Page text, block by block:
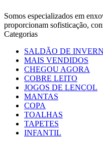
Somos especializados em
proporcionam sofisticação,
Categorias
SALDÃO DE
MAIS VENDIDOS
CHEGOU AGORA
COBRE LEITO
JOGOS DE LENÇOL
MANTAS
COPA
TOALHAS
TAPETES
INFANTIL